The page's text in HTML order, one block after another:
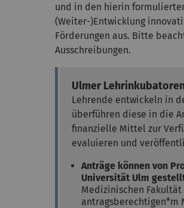
und in den hierin
(Weiter-)Entwicklung
Förderungen aus. Bitte
Ausschreibungen.
Ulmer
Lehrende entwickeln in
überführen diese in die
finanzielle Mittel zur
evaluieren und
Anträge können von
Universität Ulm
Medizinischen
antragsberechtigen*m